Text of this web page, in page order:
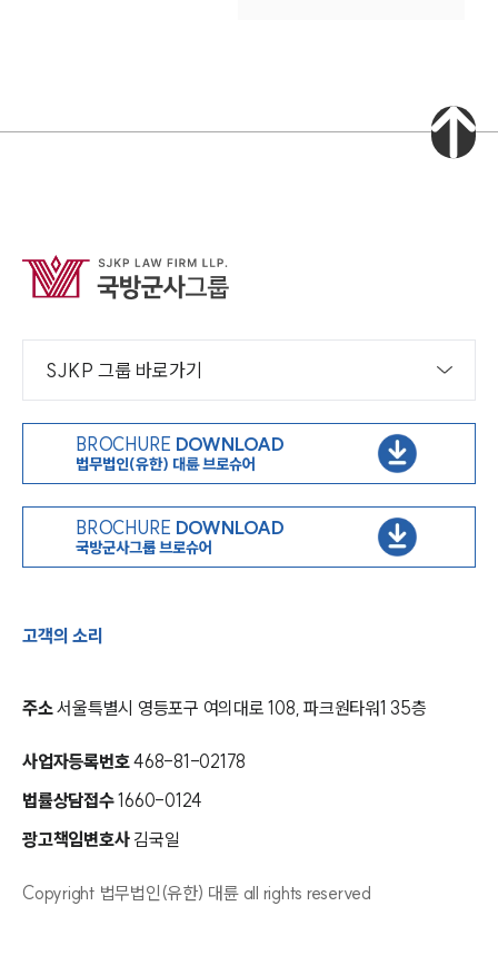
SJKP 그룹 바로가기
BROCHURE DOWNLOAD
법무법인(유한) 대륜 브로슈어
BROCHURE DOWNLOAD
국방군사그룹 브로슈어
고객의 소리
주소서울특별시 영등포구 여의대로 108, 파크원타워1 35층
사업자등록번호468-81-02178
법률상담접수1660-0124
광고책임변호사 김국일
Copyright 법무법인(유한) 대륜 all rights reserved